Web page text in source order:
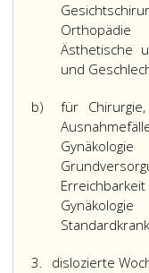
Orthopädie
Ästhetische
und
b)
für
3. dislozierte